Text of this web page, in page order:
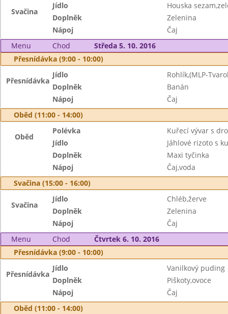
Svačina
Jídlo
Houska
Doplněk
Zelenina
Nápoj
Čaj
Menu
Chod
Středa 5. 10. 2016
Přesnídávka (9:00 - 10:00)
Přesnídávka
Jídlo
Rohlík,(MLP-
Doplněk
Banán
Nápoj
Čaj
Oběd (11:00 - 14:00)
Oběd
Polévka
Kuřecí vývar s
Jídlo
Jáhlové rizoto s
Doplněk
Maxi tyčinka
Nápoj
Čaj,voda
Svačina (15:00 - 16:00)
Svačina
Jídlo
Chléb,žerve
Doplněk
Zelenina
Nápoj
Čaj
Menu
Chod
Čtvrtek 6. 10. 2016
Přesnídávka (9:00 - 10:00)
Přesnídávka
Jídlo
Vanilkový puding
Doplněk
Piškoty,ovoce
Nápoj
Čaj
Oběd (11:00 - 14:00)